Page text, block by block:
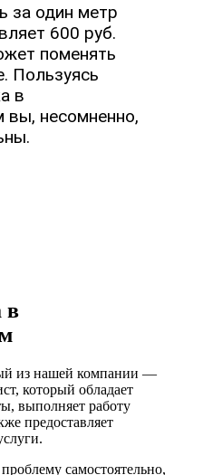
за один метр
600 руб.
поменять
Пользуясь
в
несомненно,
в
из нашей компании —
который обладает
выполняет работу
предоставляет
самостоятельно,